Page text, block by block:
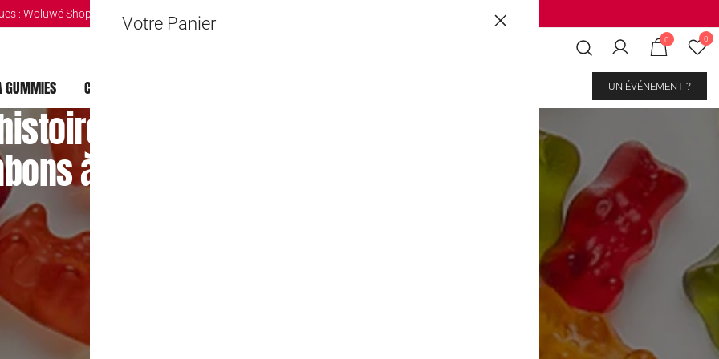
Votre Panier
: Woluwé Shopping Center Louvain-la-Neuve Esplanande Mons Les Grands Prés
0 0
GUMMIES CHOCOLAT DUBAI UN ÉVÉNEMENT ?
les secrets et les meilleurs
à retrouver chez Confizz